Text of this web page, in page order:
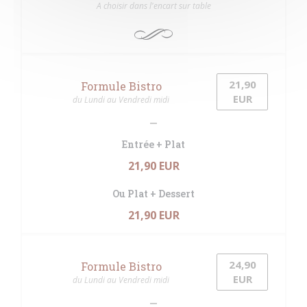
A choisir dans l'encart sur table
Formule Bistro
du Lundi au Vendredi midi
21,90
EUR
Entrée + Plat
21,90 EUR
Ou Plat + Dessert
21,90 EUR
Formule Bistro
du Lundi au Vendredi midi
24,90
EUR